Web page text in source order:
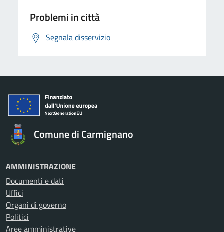
Problemi in città
Segnala disservizio
Comune di Carmignano
AMMINISTRAZIONE
Documenti e dati
Uffici
Organi di governo
Politici
Aree amministrative